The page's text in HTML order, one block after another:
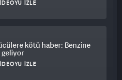
İZLE
kötü haber: Benzine
geliyor
İZLE